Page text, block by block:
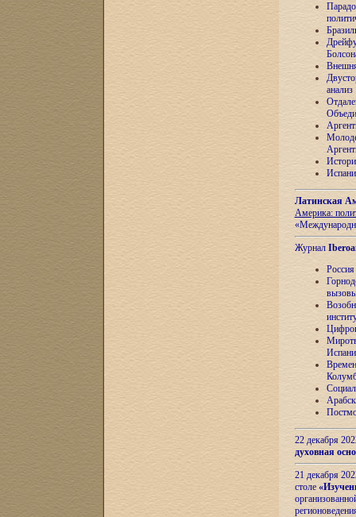
анализ
Латинская
Америка:
Журнал
22 декабря
духовная
21 декабря
столе